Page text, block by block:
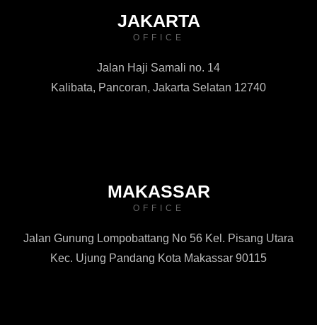
JAKARTA
OFFICE
Jalan Haji Samali no. 14
Kalibata, Pancoran, Jakarta Selatan 12740
MAKASSAR
OFFICE
Jalan Gunung Lompobattang No 56 Kel. Pisang Utara
Kec. Ujung Pandang Kota Makassar 90115